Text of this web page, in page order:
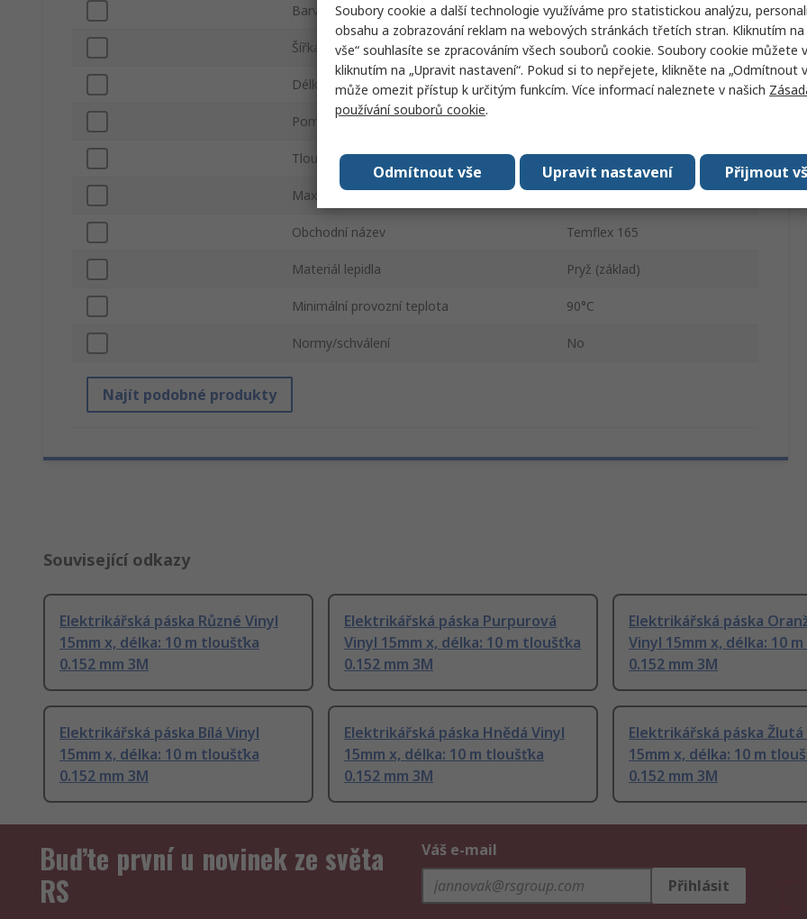
Barva Černá
Šířka 15mm
Délka 10m
Pomocný materiál
Tloušťka 0.152mm
Maximální provozní teplota 90°C
Obchodní název Temflex 165
Materiál lepidla Pryž (základ)
Minimální provozní teplota 90°C
Normy/schválení No
Najít podobné produkty
Související odkazy
Elektrikářská páska Různé Vinyl
15mm x, délka: 10 m tloušťka
0.152 mm 3M
Elektrikářská páska Purpurová
Vinyl 15mm x, délka: 10 m tloušťka
0.152 mm 3M
Elektrikářská páska
Vinyl 15mm x, délka: 10
0.152 mm 3M
Elektrikářská páska Bílá Vinyl
15mm x, délka: 10 m tloušťka
0.152 mm 3M
Elektrikářská páska Hnědá Vinyl
15mm x, délka: 10 m tloušťka
0.152 mm 3M
Elektrikářská páska Žlutá
15mm x, délka: 10 m
0.152 mm 3M
Buďte první u novinek ze světa
RS
Váš e-mail
Přihlásit
Soubory cookie a další technologie využíváme pro statistickou analýzu,
obsahu a zobrazování reklam na webových stránkách třetích stran. Kliknutím
vše“ souhlasíte se zpracováním všech souborů cookie. Soubory cookie můžete
kliknutím na „Upravit nastavení“. Pokud si to nepřejete, klikněte na „Odmítnout
může omezit přístup k určitým funkcím. Více informací naleznete v našich
používání souborů cookie.
Přijmout
Upravit nastavení
Odmítnout vše